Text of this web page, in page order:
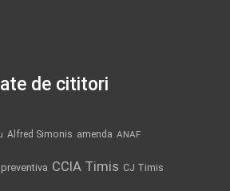
de cititori
Alfred Simonis amenda ANAF
CCIA Timis CJ Timis